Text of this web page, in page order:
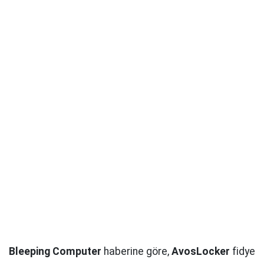
Bleeping Computer haberine göre, AvosLocker fidye